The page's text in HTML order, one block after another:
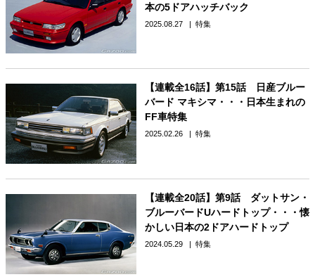
本の5ドアハッチバック
2025.08.27 特集
【連載全16話】第15話 日産ブルー
バード マキシマ・・・日本生まれの
FF車特集
2025.02.26 特集
【連載全20話】第9話 ダットサン・
ブルーバードUハードトップ・・・懐
かしい日本の2ドアハードトップ
2024.05.29 特集